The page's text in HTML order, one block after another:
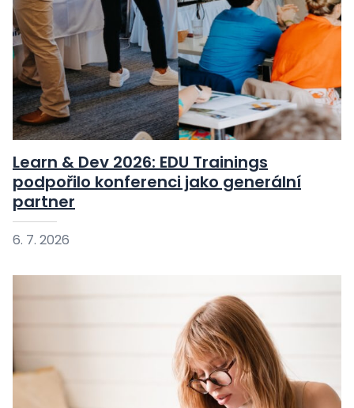
Learn & Dev 2026: EDU Trainings
podpořilo konferenci jako generální
partner
6. 7. 2026